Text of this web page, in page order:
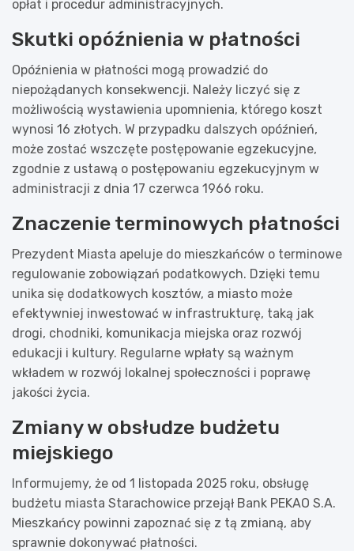
opłat i procedur administracyjnych.
Skutki opóźnienia w płatności
Opóźnienia w płatności mogą prowadzić do
niepożądanych konsekwencji. Należy liczyć się z
możliwością wystawienia upomnienia, którego koszt
wynosi 16 złotych. W przypadku dalszych opóźnień,
może zostać wszczęte postępowanie egzekucyjne,
zgodnie z ustawą o postępowaniu egzekucyjnym w
administracji z dnia 17 czerwca 1966 roku.
Znaczenie terminowych płatności
Prezydent Miasta apeluje do mieszkańców o terminowe
regulowanie zobowiązań podatkowych. Dzięki temu
unika się dodatkowych kosztów, a miasto może
efektywniej inwestować w infrastrukturę, taką jak
drogi, chodniki, komunikacja miejska oraz rozwój
edukacji i kultury. Regularne wpłaty są ważnym
wkładem w rozwój lokalnej społeczności i poprawę
jakości życia.
Zmiany w obsłudze budżetu
miejskiego
Informujemy, że od 1 listopada 2025 roku, obsługę
budżetu miasta Starachowice przejął Bank PEKAO S.A.
Mieszkańcy powinni zapoznać się z tą zmianą, aby
sprawnie dokonywać płatności.